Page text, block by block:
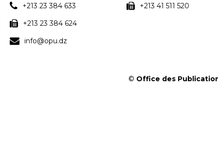
+213 23 384 633
+213 23 384 624
info@opu.dz
+213 41 511 520
© Office des